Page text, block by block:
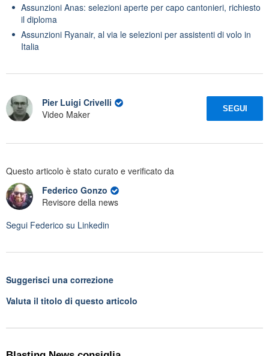
Assunzioni Anas: selezioni aperte per capo cantonieri, richiesto
il diploma
Assunzioni Ryanair, al via le selezioni per assistenti di volo in
Italia
Pier Luigi Crivelli
Video Maker
SEGUI
Questo articolo è stato curato e verificato da
Federico Gonzo
Revisore della news
Segui Federico su Linkedin
Suggerisci una correzione
Valuta il titolo di questo articolo